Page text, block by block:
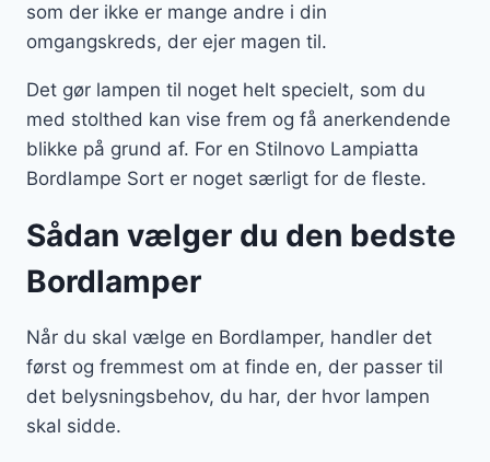
som der ikke er mange andre i din
omgangskreds, der ejer magen til.
Det gør lampen til noget helt specielt, som du
med stolthed kan vise frem og få anerkendende
blikke på grund af. For en Stilnovo Lampiatta
Bordlampe Sort er noget særligt for de fleste.
Sådan vælger du den bedste
Bordlamper
Når du skal vælge en Bordlamper, handler det
først og fremmest om at finde en, der passer til
det belysningsbehov, du har, der hvor lampen
skal sidde.